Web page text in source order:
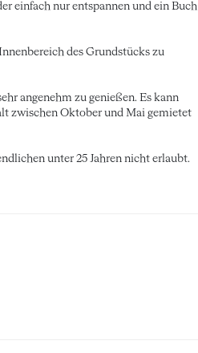
einfach nur entspannen und ein Buch
des Grundstücks zu
angenehm zu genießen. Es kann
zwischen Oktober und Mai gemietet
unter 25 Jahren nicht erlaubt.